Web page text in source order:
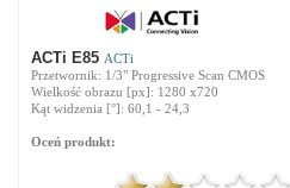
ACTi E85 ACTi
Przetwornik: 1/3" Progressive Scan CMOS
Wielkość obrazu [px]: 1280 x720
Kąt widzenia [°]: 60,1 - 24,3
Oceń produkt: